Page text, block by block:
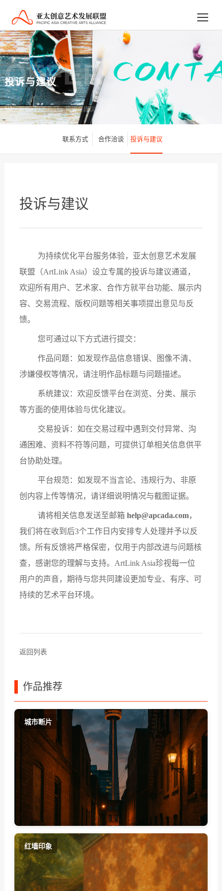
OFFER
投诉与建议
首页>联系我们>投诉与建议
联系方式 合作洽谈 投诉与建议
投诉与建议
为持续优化平台服务体验，亚太创意艺术发展
联盟（ArtLink Asia）设立专属的投诉与建议通道，
欢迎所有用户、艺术家、合作方就平台功能、展示内
容、交易流程、版权问题等相关事项提出意见与反
馈。
您可通过以下方式进行提交：
作品问题：如发现作品信息错误、图像不清、
涉嫌侵权等情况，请注明作品标题与问题描述。
系统建议：欢迎反馈平台在浏览、分类、展示
等方面的使用体验与优化建议。
交易投诉：如在交易过程中遇到交付异常、沟
通困难、资料不符等问题，可提供订单相关信息供平
台协助处理。
平台规范：如发现不当言论、违规行为、非原
创内容上传等情况，请详细说明情况与截图证据。
请将相关信息发送至邮箱 help@apcada.com，
我们将在收到后3个工作日内安排专人处理并予以反
馈。所有反馈将严格保密，仅用于内部改进与问题核
查，感谢您的理解与支持。ArtLink Asia珍视每一位
用户的声音，期待与您共同建设更加专业、有序、可
持续的艺术平台环境。
返回列表
作品推荐
城市断片
红墙印象